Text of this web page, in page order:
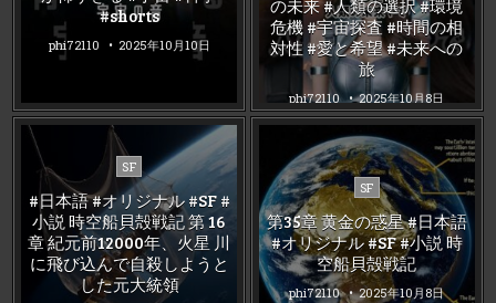
#shorts
phi72110 2025年10月10日
の未来 #人類の選択 #環境
危機 #宇宙探査 #時間の相
対性 #愛と希望 #未来への
旅
phi72110 2025年10月8日
Posted
in
SF
#日本語 #オリジナル #SF #
小説 時空船貝殻戦記 第 16
章 紀元前12000年、火星 川
に飛び込んで自殺しようと
した元大統領
Posted
in
SF
第35章 黄金の惑星 #日本語
#オリジナル #SF #小説 時
空船貝殻戦記
phi72110 2025年10月8日